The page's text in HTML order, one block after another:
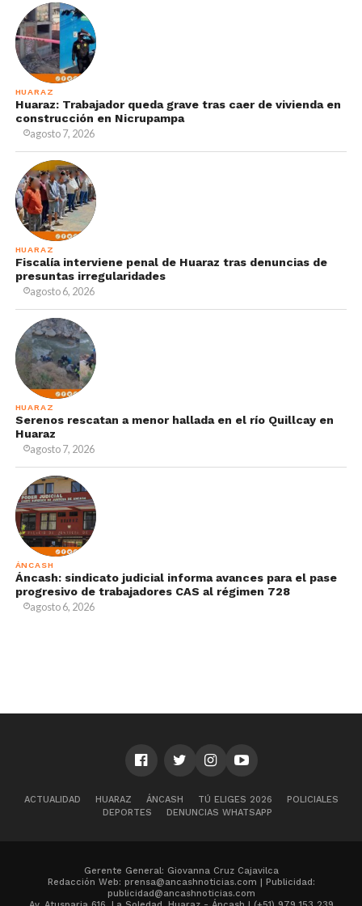
HUARAZ
Huaraz: Trabajador queda grave tras caer de vivienda en
construcción en Nicrupampa
agosto 7, 2026
HUARAZ
Fiscalía interviene penal de Huaraz tras denuncias de
presuntas irregularidades
agosto 6, 2026
HUARAZ
Serenos rescatan a menor hallada en el río Quillcay en
Huaraz
agosto 7, 2026
ÁNCASH
Áncash: sindicato judicial informa avances para el pase
progresivo de trabajadores CAS al régimen 728
agosto 6, 2026
ACTUALIDAD HUARAZ ÁNCASH TÚ ELIGES 2026
POLICIALES
DEPORTES
DENUNCIAS WHATSAPP
Gerente General: Giovanna Cruz Cajavilca
Redacción Web: prensa@ancashnoticias.com | Publicidad:
publicidad@ancashnoticias.com